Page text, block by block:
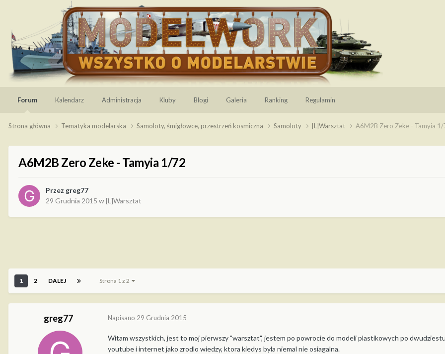
Forum Kalendarz Administracja Kluby Blogi Galeria Ranking Regulamin
Strona główna Tematyka modelarska Samoloty, śmigłowce, przestrzeń kosmiczna Samoloty [L]Warsztat A6M2B Zero Zeke - Tamyia 1/
A6M2B Zero Zeke - Tamyia 1/72
Przez greg77
29 Grudnia 2015 w[L]Warsztat
1 2 DALEJ Strona 1 z 2
greg77 Napisano 29 Grudnia 2015
Witam wszystkich, jest to moj pierwszy "warsztat", jestem po powrocie do modeli plastikowych po
youtube i internet jako zrodlo wiedzy, ktora kiedys byla niemal nie osiagalna.